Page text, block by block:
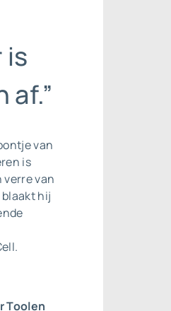
is
van
is
verre van
hij
Toolen